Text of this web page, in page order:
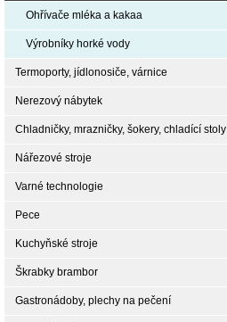
Ohřívače mléka a kakaa
Výrobníky horké vody
Termoporty, jídlonosiče, várnice
Nerezový nábytek
Chladničky, mrazničky, šokery, chladící stoly
Nářezové stroje
Varné technologie
Pece
Kuchyňské stroje
Škrabky brambor
Gastronádoby, plechy na pečení